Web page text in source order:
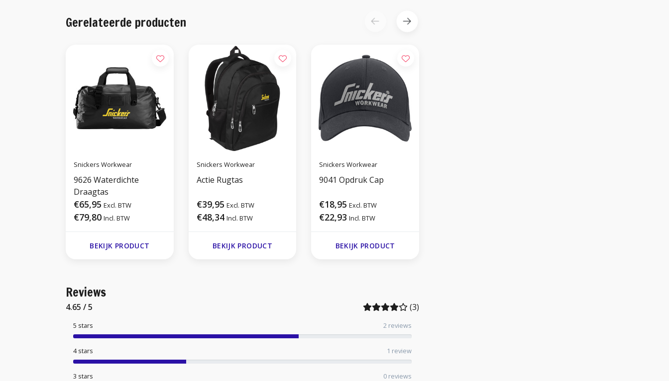
Gerelateerde producten
Snickers Workwear
9626 Waterdichte
Draagtas
€65,95 Excl. BTW
€79,80 Incl. BTW
BEKIJK PRODUCT
Snickers Workwear
Actie Rugtas
€39,95 Excl. BTW
€48,34 Incl. BTW
BEKIJK PRODUCT
Snickers Workwear
9041 Opdruk Cap
€18,95 Excl. BTW
€22,93 Incl. BTW
BEKIJK PRODUCT
Reviews
4.65 / 5 (3)
3 stars 0 reviews
4 stars 1 review
5 stars 2 reviews